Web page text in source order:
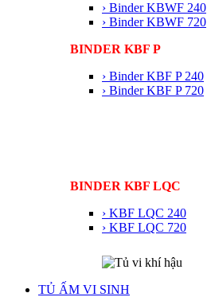
› Binder KBWF 240
› Binder KBWF 720
BINDER KBF P
› Binder KBF P 240
› Binder KBF P 720
BINDER KBF LQC
› KBF LQC 240
› KBF LQC 720
TỦ ẤM VI SINH